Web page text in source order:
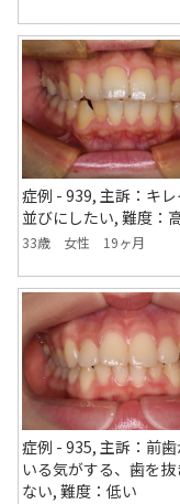
症例 - 939, 主訴：キ
並びにしたい, 難度：
33歳 女性 19ヶ月
症例 - 935, 主訴：前歯
いる気がする、歯を抜
ない, 難度：低い